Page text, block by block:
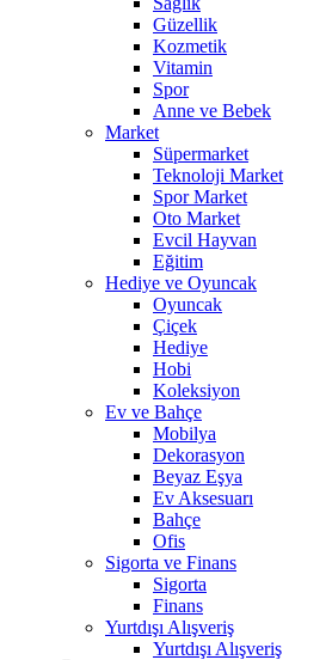
Güzellik
Kozmetik
Vitamin
Spor
Anne ve Bebek
Market
Süpermarket
Teknoloji Market
Spor Market
Oto Market
Evcil Hayvan
Eğitim
Hediye ve Oyuncak
Oyuncak
Çiçek
Hediye
Hobi
Koleksiyon
Ev ve Bahçe
Mobilya
Dekorasyon
Beyaz Eşya
Ev Aksesuarı
Bahçe
Ofis
Sigorta ve Finans
Sigorta
Finans
Yurtdışı Alışveriş
Yurtdışı Alışveriş